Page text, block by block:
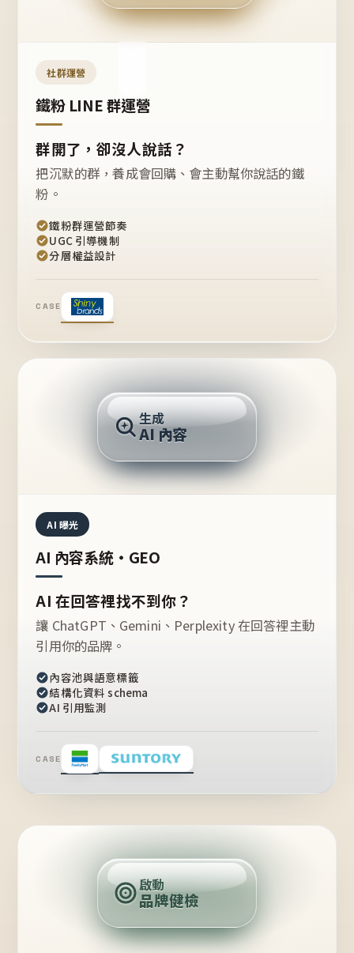
開團
嗎？
社群運營
鐵粉 LINE 群運營
群開了，卻沒人說話？
把沉默的群，養成會回購、會主動幫你說話的鐵
粉。
鐵粉群運營節奏
UGC 引導機制
分層權益設計
CASE
推薦的台灣品牌？
生成
AI 內容
AI 曝光
AI 內容系統・GEO
AI 在回答裡找不到你？
讓 ChatGPT、Gemini、Perplexity 在回答裡主動
引用你的品牌。
內容池與語意標籤
結構化資料 schema
AI 引用監測
CASE
定
位
點
啟動
品牌健檢